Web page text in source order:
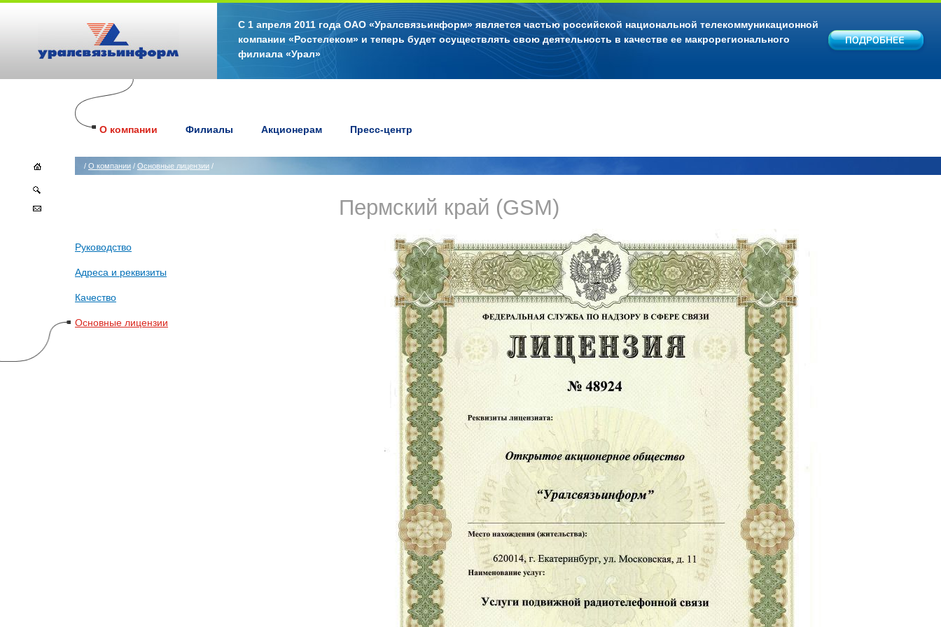
С 1 апреля 2011 года ОАО «Уралсвязьинформ» является частью российской национальной телекоммуникационной
компании «Ростелеком» и теперь будет осуществлять свою деятельность в качестве ее макрорегионального
филиала «Урал»
О компании Филиалы Акционерам Пресс-центр
/ О компании / Основные лицензии /
Руководство
Адреса и реквизиты
Качество
Основные лицензии
Пермский край (GSM)